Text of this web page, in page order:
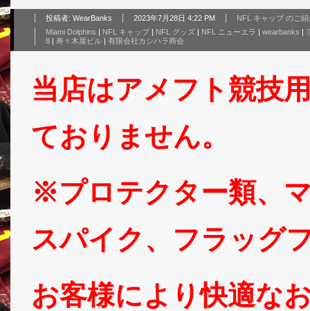
投稿者: WearBanks 2023年7月28日 4:22 PM
NFL キャップ のご紹
Miami Dolphins | NFL キャップ | NFL グッズ | NFL ニューエラ | wearbanks |
8 | 寿々木屋ビル | 有限会社カシハラ商会
当店はアメフト競技
ておりません。
※プロテクター類、
スパイク、フラッグ
お客様により快適な